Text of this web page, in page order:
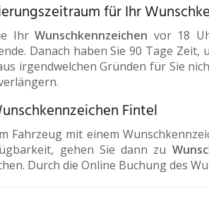
für Ihr
IhrWunschkennzeichen vor 18
Danach haben Sie 90 Tage
irgendwelchen Gründen für Sie
Fintel
Fahrzeug mit einem
gehen Sie dann zu
Durch die Online Buchung des